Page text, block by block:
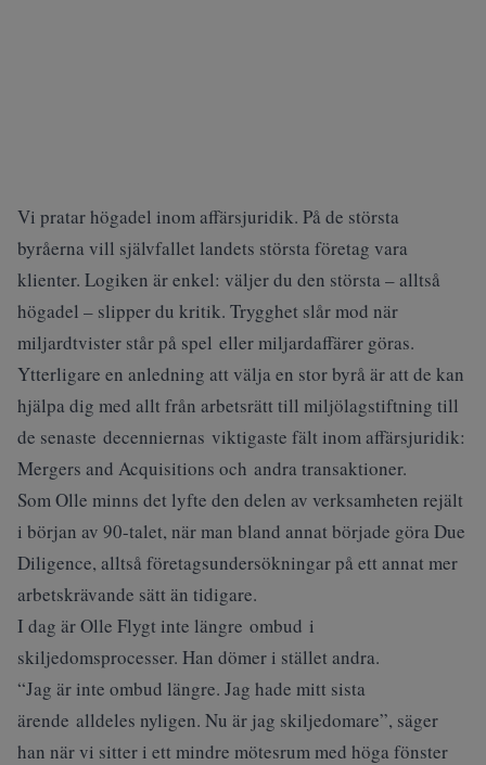
Vi pratar högadel inom affärsjuridik. På de största
byråerna vill självfallet landets största företag vara
klienter. Logiken är enkel: väljer du den största – alltså
högadel – slipper du kritik. Trygghet slår mod när
miljardtvister står på spel eller miljardaffärer göras.
Ytterligare en anledning att välja en stor byrå är att de kan
hjälpa dig med allt från arbetsrätt till miljölagstiftning till
de senaste decenniernas viktigaste fält inom affärsjuridik:
Mergers and Acquisitions och andra transaktioner.
Som Olle minns det lyfte den delen av verksamheten rejält
i början av 90-talet, när man bland annat började göra Due
Diligence, alltså företagsundersökningar på ett annat mer
arbetskrävande sätt än tidigare.
I dag är Olle Flygt inte längre ombud i
skiljedomsprocesser. Han dömer i stället andra.
“Jag är inte ombud längre. Jag hade mitt sista
ärende alldeles nyligen. Nu är jag skiljedomare”, säger
han när vi sitter i ett mindre mötesrum med höga fönster